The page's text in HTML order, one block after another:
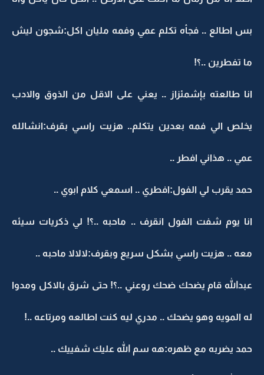
بس اطالع .. فجأه تكلم عمي وفمه مليان اكل:شجون ليش
ما تفطرين ..؟!
انا طالعته بإشمئزاز .. يعني على الاقل من الذوق والادب
يخلص الي فمه بعدين يتكلم.. هزيت راسي بقرف:انشالله
عمي .. هذاني افطر ..
حمد يقرب لي الفول:افطري .. اسمعي كلام ابوي ..
انا يوم شفت الفول انقرف .. ماحبه ..؟! لي ذكريات سيئه
معه .. هزيت راسي بشكل سريع وبقرف:لالالا ماحبه ..
عبدالله قام يضحك ضحك روعني ..؟! حتى شرق بالاكل ومدوا
له المويه وهو يضحك .. مدري ليه كنت اطالعه ومرتاعه ..!
حمد يضربه مع ظهره:هه سم الله عليك شفييك ..